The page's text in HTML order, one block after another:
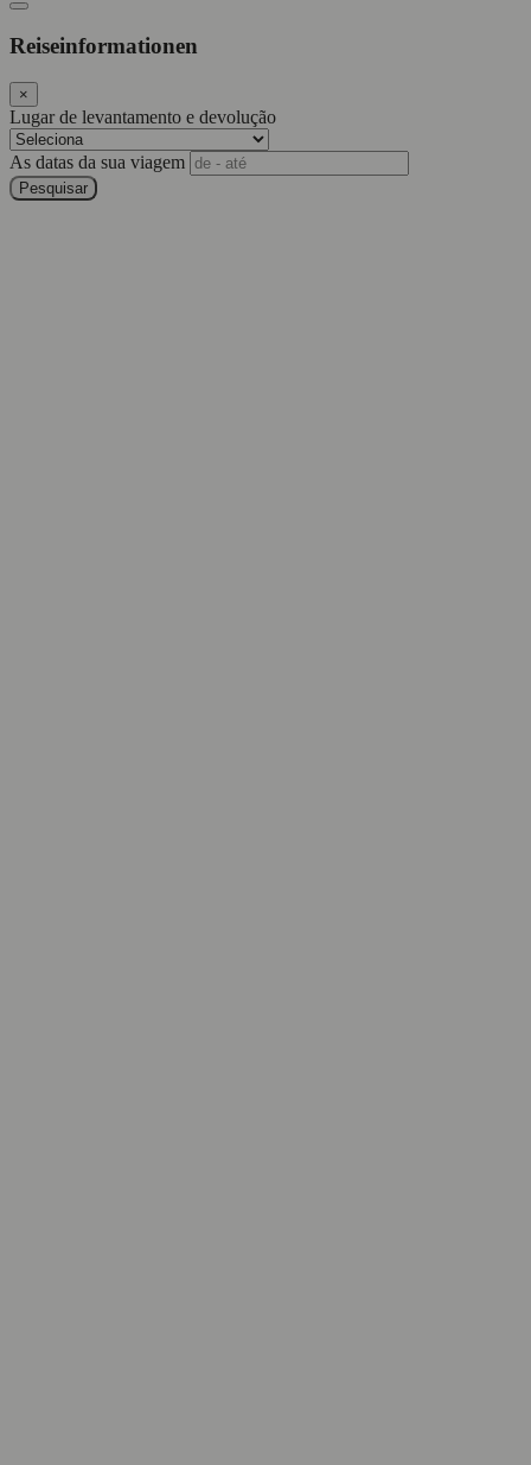
Reiseinformationen
×
Lugar de levantamento e devolução
As datas da sua viagem
Pesquisar